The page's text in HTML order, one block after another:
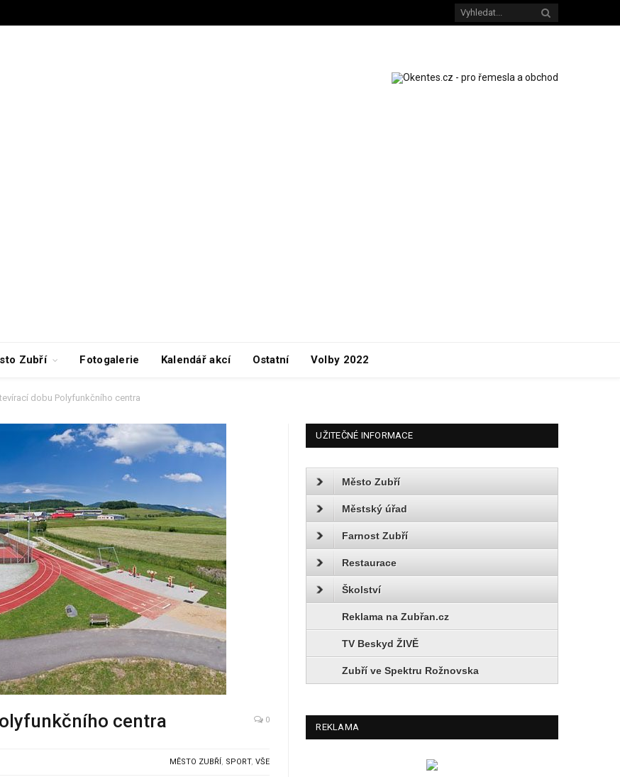
Zubří Fotogalerie Kalendář akcí Ostatní Volby 2022
dobu Polyfunkčního centra
centra 0
MĚSTO ZUBŘÍ, SPORT,VŠE
UŽITEČNÉ INFORMACE
Město Zubří
Městský úřad
Farnost Zubří
Restaurace
Školství
Reklama na Zubřan.cz
TV Beskyd ŽIVĚ
Zubří ve Spektru Rožnovska
REKLAMA